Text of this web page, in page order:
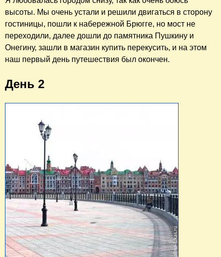
высоты. Мы очень устали и решили двигаться в сторону
гостиницы, пошли к набережной Брюгге, но мост не
переходили, далее дошли до памятника Пушкину и
Онегину, зашли в магазин купить перекусить, и на этом
наш первый день путешествия был окончен.
День 2